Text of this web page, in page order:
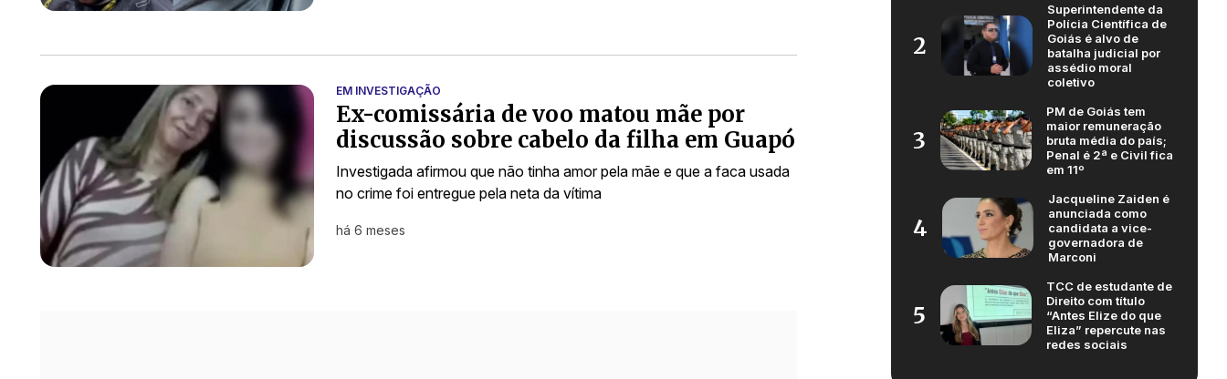
EM INVESTIGAÇÃO
Ex-comissária de voo matou mãe por
discussão sobre cabelo da filha em Guapó
Investigada afirmou que não tinha amor pela mãe e que a faca usada
no crime foi entregue pela neta da vítima
há 6 meses
2
Superintendente da
Polícia Científica de
Goiás é alvo de
batalha judicial por
assédio moral
coletivo
3
PM de Goiás tem
maior remuneração
bruta média do país;
Penal é 2ª e Civil fica
em 11º
4
Jacqueline Zaiden é
anunciada como
candidata a vice-
governadora de
Marconi
5
TCC de estudante de
Direito com título
“Antes Elize do que
Eliza” repercute nas
redes sociais